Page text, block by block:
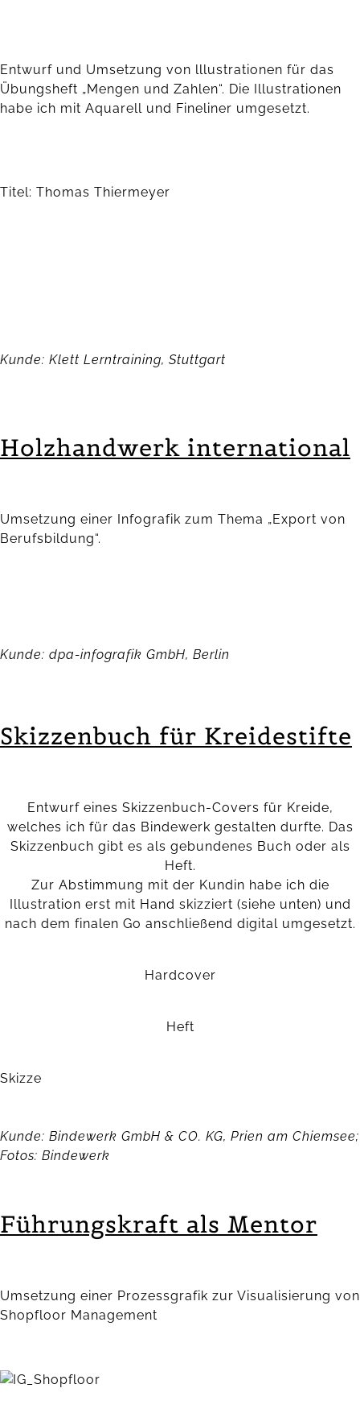
Entwurf und Umsetzung von lllustrationen für das
Übungsheft „Mengen und Zahlen“. Die Illustrationen
habe ich mit Aquarell und Fineliner umgesetzt.
Titel: Thomas Thiermeyer
Kunde: Klett Lerntraining, Stuttgart
Holzhandwerk international
Umsetzung einer Infografik zum Thema „Export von
Berufsbildung“.
Kunde: dpa-infografik GmbH, Berlin
Skizzenbuch für Kreidestifte
Entwurf eines Skizzenbuch-Covers für Kreide,
welches ich für das Bindewerk gestalten durfte. Das
Skizzenbuch gibt es als gebundenes Buch oder als
Heft.
Zur Abstimmung mit der Kundin habe ich die
Illustration erst mit Hand skizziert (siehe unten) und
nach dem finalen Go anschließend digital umgesetzt.
Hardcover
Heft
Skizze
Kunde: Bindewerk GmbH & CO. KG, Prien am Chiemsee;
Fotos: Bindewerk
Führungskraft als Mentor
Umsetzung einer Prozessgrafik zur Visualisierung von
Shopfloor Management